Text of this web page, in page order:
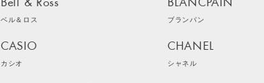
Bell & Ross
ベル＆ロス
BLANCPAIN
ブランパン
CASIO
カシオ
CHANEL
シャネル